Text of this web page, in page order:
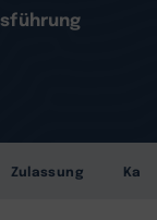
Zulassung